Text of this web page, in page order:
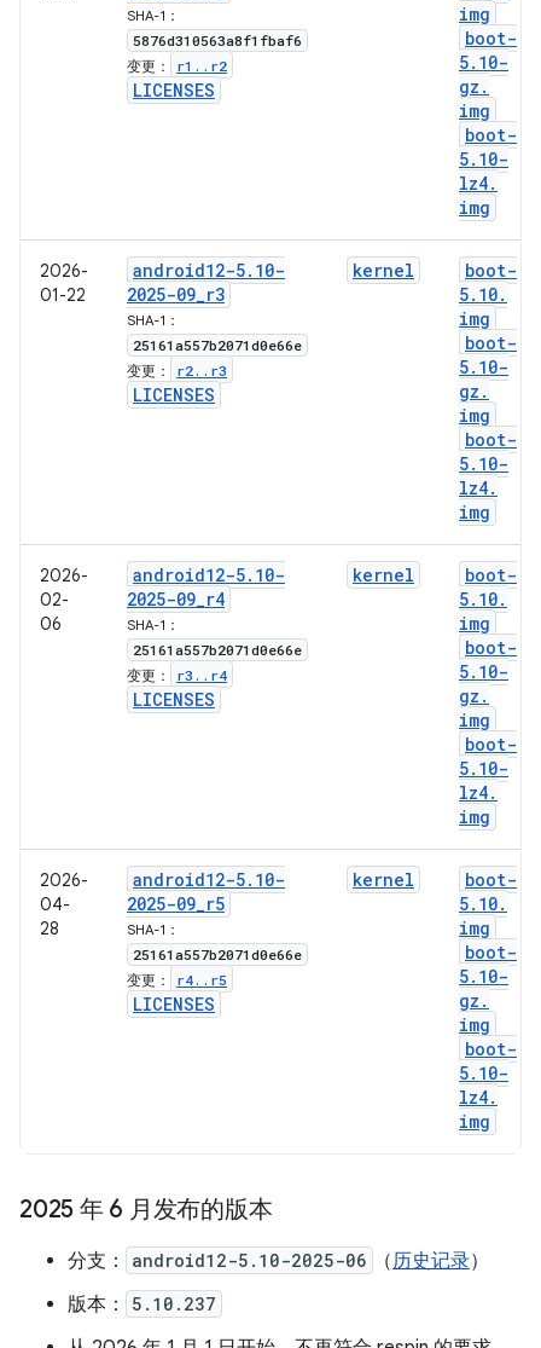
SHA-1：
5876d310563a8f1fbaf6
变更： r1 . . r2
LICENSES
img
boot-
5. 10-
gz .
img
boot-
5. 10-
lz4.
img
2026-
01-22
android12-5. 10-
2025-09_r3
SHA-1：
25161a557b2071d0e66e
变更： r2. . r3
LICENSES
kernel
boot-
5. 10.
img
boot-
5. 10-
gz .
img
boot-
5. 10-
lz4.
img
2026-
02-
06
android12-5. 10-
2025-09_r4
SHA-1：
25161a557b2071d0e66e
变更： r3 . . r4
LICENSES
kernel
boot-
5. 10.
img
boot-
5. 10-
gz .
img
boot-
5. 10-
lz4.
img
2026-
04-
28
android12-5. 10-
2025-09_r5
SHA-1：
25161a557b2071d0e66e
变更： r4. . r5
LICENSES
kernel
boot-
5. 10.
img
boot-
5. 10-
gz .
img
boot-
5. 10-
lz4.
img
2025 年 6 月发布的版本
分支： android12-5.10-2025-06 （历史记录）
版本：
5.10.237